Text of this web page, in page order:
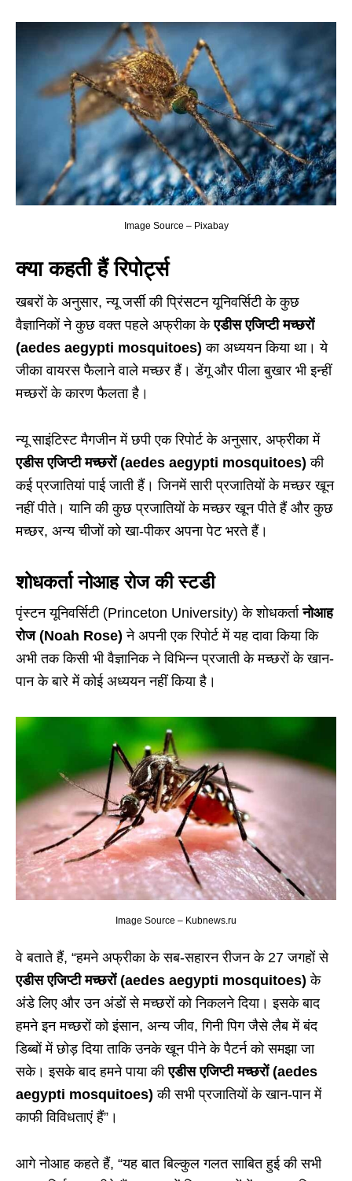
Image Source – Pixabay
क्या कहती हैं रिपोर्ट्स
खबरों के अनुसार, न्यू जर्सी की प्रिंसटन यूनिवर्सिटी के कुछ
वैज्ञानिकों ने कुछ वक्त पहले अफ्रीका केएडीस एजिप्टी मच्छरों
(aedes aegypti mosquitoes) का अध्ययन किया था। ये
जीका वायरस फैलाने वाले मच्छर हैं। डेंगू और पीला बुखार भी इन्हीं
मच्छरों के कारण फैलता है।
न्यू साइंटिस्ट मैगजीन में छपी एक रिपोर्ट के अनुसार, अफ्रीका में
एडीस एजिप्टी मच्छरों (aedes aegypti mosquitoes) की
कई प्रजातियां पाई जाती हैं। जिनमें सारी प्रजातियों के मच्छर खून
नहीं पीते। यानि की कुछ प्रजातियों के मच्छर खून पीते हैं और कुछ
मच्छर, अन्य चीजों को खा-पीकर अपना पेट भरते हैं।
शोधकर्ता नोआह रोज की स्टडी
पृंस्टन यूनिवर्सिटी (Princeton University) के शोधकर्तानोआह
रोज (Noah Rose) ने अपनी एक रिपोर्ट में यह दावा किया कि
अभी तक किसी भी वैज्ञानिक ने विभिन्न प्रजाती के मच्छरों के खान-
पान के बारे में कोई अध्ययन नहीं किया है।
Image Source – Kubnews.ru
वे बताते हैं, “हमने अफ्रीका के सब-सहारन रीजन के 27 जगहों से
एडीस एजिप्टी मच्छरों (aedes aegypti mosquitoes)के
अंडे लिए और उन अंडों से मच्छरों को निकलने दिया। इसके बाद
हमने इन मच्छरों को इंसान, अन्य जीव, गिनी पिग जैसे लैब में बंद
डिब्बों में छोड़ दिया ताकि उनके खून पीने के पैटर्न को समझा जा
सके। इसके बाद हमने पाया कीएडीस एजिप्टी मच्छरों (aedes
aegypti mosquitoes)की सभी प्रजातियों के खान-पान में
काफी विविधताएं हैं”।
आगे नोआह कहते हैं, “यह बात बिल्कुल गलत साबित हुई की सभी